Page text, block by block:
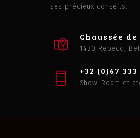
ses précieux conseils.
Chaussée de
1430 Rebecq,
+32 (0)67 333
Show-Room et